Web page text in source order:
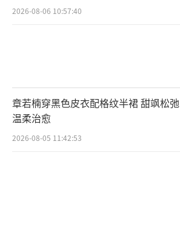
2026-08-06 10:57:40
章若楠穿黑色皮衣配格纹半裙 甜飒松弛
温柔治愈
2026-08-05 11:42:53